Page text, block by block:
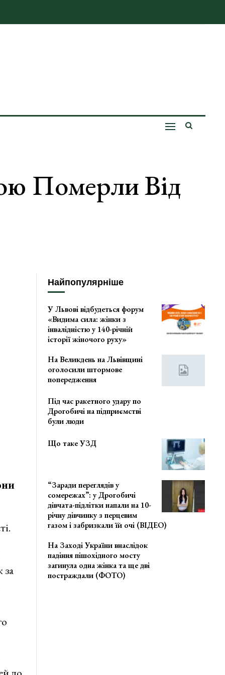
Померли Від
за
Найпопулярніше
У Львові відбудеться форум
«Видима сила: жінки з
інвалідністю у 140-річній
історії жіночого руху»
На Великдень на Львівщині
оголосили штормове
попередження
Під час ракетного удару по
Дрогобичі на підприємстві
були люди
Що таке УЗД
“Заради переглядів у
сомережах”: у Дрогобичі
дівчата-підлітки напали на 10-
річну дівчинку з перцевим
газом і забризкали їй очі (ВІДЕО)
На Заході України внаслідок
падіння пішохідного мосту
загинула одна жінка та ще дві
постраждали (ФОТО)